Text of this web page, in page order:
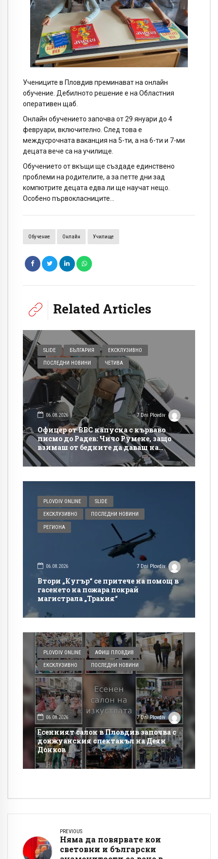
Учениците в Пловдив преминават на онлайн
обучение. Дебилното решение е на Областния
оперативен щаб.
Онлайн обучението започва от 29 януари до 4
февруари, включително. След това е
междусрочната ваканция на 5-ти, а на 6-ти и 7-ми
децата вече са на училище.
Обучението от вкъщи ще създаде единствено
проблеми на родителите, а за петте дни зад
компютрите децата едва ли ще научат нещо.
Особено първокласниците…
Обучение Онлайн Училище
Related Articles
SLIDE БЪЛГАРИЯ ЕКСКЛУЗИВНО
ПОСЛЕДНИ НОВИНИ ЧЕТИВА
06.08.2026 7 Dni Plovdiv
Офицер от ВВС напусна с кърваво
писмо до Радев: Чичо Румене, защо
взимаш от бедните да даваш на
богатите?
PLOVDIV ONLINE SLIDE
ЕКСКЛУЗИВНО ПОСЛЕДНИ НОВИНИ
РЕГИОНА
06.08.2026 7 Dni Plovdiv
Втори „Кугър“ се притече на помощ в
гасенето на пожара покрай
магистрала „Тракия“
PLOVDIV ONLINE АФИШ ПЛОВДИВ
ЕКСКЛУЗИВНО ПОСЛЕДНИ НОВИНИ
06.08.2026 7 Dni Plovdiv
Есенният салон в Пловдив започва с
донжуанския спектакъл на Деян
Донков
PREVIOUS
Няма да повярвате кои
световни и български